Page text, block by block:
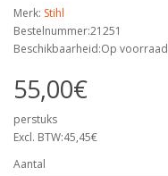
Merk: Stihl
Bestelnummer:21251
Beschikbaarheid:Op voorraad
55,00€
perstuks
Excl. BTW:45,45€
Aantal